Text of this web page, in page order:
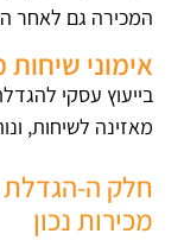
המכירה גם לאחר
אימוני שיחות
בייעוץ עסקי
מאזינה לשיחות,
חלק ה-הגדלת
מכירות נכון